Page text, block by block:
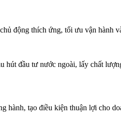
động thích ứng, tối ưu vận hành
đầu tư nước ngoài, lấy chất
tạo điều kiện thuận lợi cho